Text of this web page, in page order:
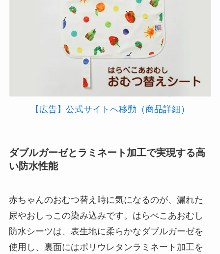
【広告】公式サイトへ移動（商品詳細）
ダブルガーゼとラミネート加工で実現する高
い防水性能
赤ちゃんのおむつ替え時に気になるのが、漏れた
尿やおしっこの染み込みです。はらぺこあおむし
防水シーツは、表生地に柔らかなダブルガーゼを
使用し、裏面にはポリウレタンラミネート加工を